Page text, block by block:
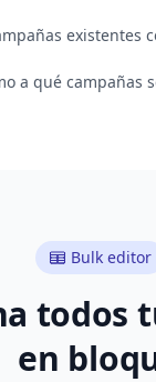
existentes
a qué campañas
Bulk editor
todos
en